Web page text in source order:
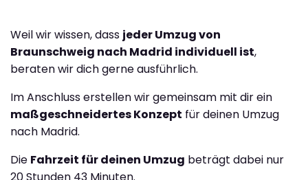
Weil wir wissen, dass jeder Umzug von
Braunschweig nach Madrid individuell ist,
beraten wir dich gerne ausführlich.
Im Anschluss erstellen wir gemeinsam mit dir ein
maßgeschneidertes Konzept für deinen Umzug
nach Madrid.
Die Fahrzeit für deinen Umzug beträgt dabei nur